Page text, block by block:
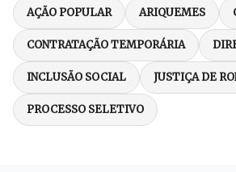
AÇÃO POPULAR ARIQUEMES
CONTRATAÇÃO TEMPORÁRIA
INCLUSÃO SOCIAL JUSTIÇA DE
PROCESSO SELETIVO